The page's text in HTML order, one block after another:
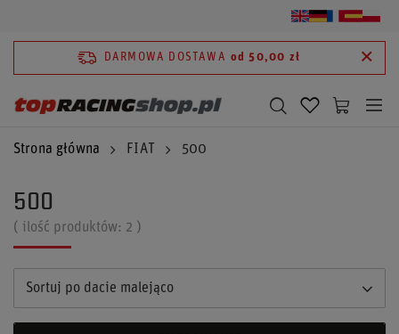
DARMOWA DOSTAWA od 50,00 zł
Strona główna FIAT 500
500
( ilość produktów: 2 )
Sortuj po dacie malejąco